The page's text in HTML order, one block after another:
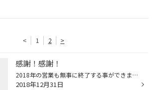
< 1 2 >
感謝！感謝！
2018年の営業も無事に終了する事ができました！ ありがとうございました。 色々なお客様との新しい出会いや、常連の皆様に度々ご利用頂けました事、心より感謝です！ 皆様の満足に行き届かぬ箇所もあったかと思いますが、スタッフ一同これからも、皆様のカーライフのお役に立てるよう頑張りますので...
2018年12月31日